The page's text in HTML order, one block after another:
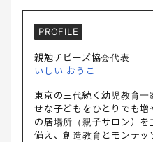
PROFILE
親勉チビーズ協会代表
いしい おうこ
東京の三代続く幼児教育
せな子どもをひとりでも
の居場所（親子サロン）
備え、創造教育とモンテ